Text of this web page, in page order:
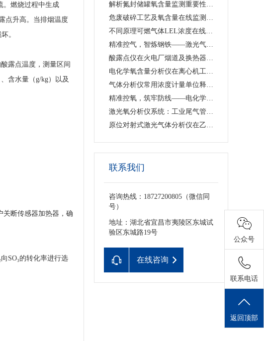
。燃烧过程中生成
点升高。当排烟温度
。
露点温度，测量区间
含水量（g/kg）以及
关断传感器加热器，确
SO₃的转化率进行选
解析氮封储罐氧含量监测重要性，原位单端直插激光气体分析仪的落地应用与工艺价值
危废破碎工艺及氧含量在线监测浅析 —— 激光气体分析仪在工艺安全中的应用
不同原理可燃气体LEL浓度在线监测仪技术特点及工业选型指南
精准控气，智炼钢铁——激光气体分析仪赋能钢铁冶炼高效低碳生产
酸露点仪在火电厂烟道及换热器防腐中的应用
电化学氧含量分析仪在离心机工艺中的应用价值与产品解析
气体分析仪常用浓度计量单位释义、换算关系及适用场景说明
精准控氧，筑牢防线——电化学氧含量分析仪在反应釜工艺中的深度应用
激光氧分析仪系统：工业尾气管道精准测氧、筑牢工艺安全防线
原位对射式激光气体分析仪在乙烯裂解炉烟道CO检测中的应用
联系我们
咨询热线：18727200805（微信同
号）
地址：湖北省宜昌市夷陵区东城试
验区东城路19号
在线咨询
公众号
联系电话
返回顶部